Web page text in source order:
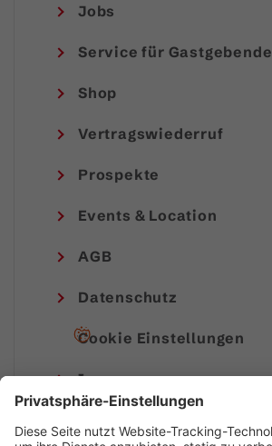
Jobs
Service für Gastgebende
Shop
Vertragswiederruf
Prospekte
Events & Location
AGB
Datenschutz
Cookie Einstellungen
Impressum